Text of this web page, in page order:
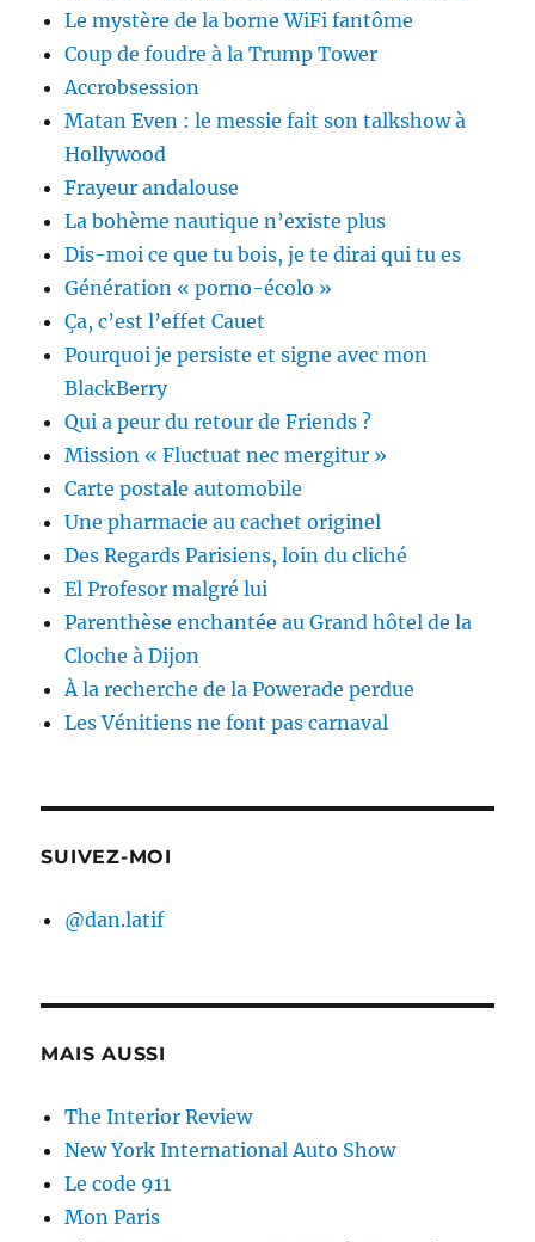
Le mystère de la borne WiFi fantôme
Coup de foudre à la Trump Tower
Accrobsession
Matan Even : le messie fait son talkshow à
Hollywood
Frayeur andalouse
La bohème nautique n’existe plus
Dis-moi ce que tu bois, je te dirai qui tu es
Génération « porno-écolo »
Ça, c’est l’effet Cauet
Pourquoi je persiste et signe avec mon
BlackBerry
Qui a peur du retour de Friends ?
Mission « Fluctuat nec mergitur »
Carte postale automobile
Une pharmacie au cachet originel
Des Regards Parisiens, loin du cliché
El Profesor malgré lui
Parenthèse enchantée au Grand hôtel de la
Cloche à Dijon
À la recherche de la Powerade perdue
Les Vénitiens ne font pas carnaval
SUIVEZ-MOI
@dan.latif
MAIS AUSSI
The Interior Review
New York International Auto Show
Le code 911
Mon Paris